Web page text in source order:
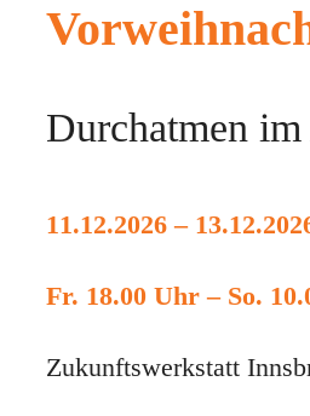
Durchatmen
11.12.2026 –
Fr. 18.00 Uhr – So.
Zukunftswerkstatt